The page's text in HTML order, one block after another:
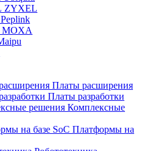
ZYXEL
Peplink
MOXA
Платы расширения
Платы разработки
Комплексные
Платформы на